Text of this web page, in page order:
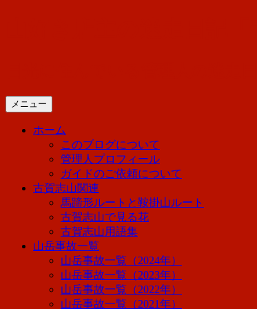
へ
スメニュー
ホーム
このブログについて
管理人プロフィール
ガイドのご依頼について
古賀志山関連
馬蹄形ルートと鞍掛山ルート
古賀志山で見る花
古賀志山用語集
山岳事故一覧
山岳事故一覧（2024年）
山岳事故一覧（2023年）
山岳事故一覧（2022年）
山岳事故一覧（2021年）